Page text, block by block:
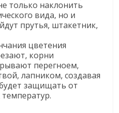
только наклонить
вида, но и
прутья, штакетник,
цветения
корни
перегноем,
лапником, создавая
защищать от